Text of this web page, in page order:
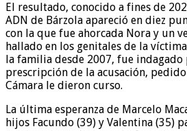
El resultado, conocido a fines de
ADN de Bárzola apareció en diez
con la que fue ahorcada Nora y un
hallado en los genitales de la
la familia desde 2007, fue
prescripción de la acusación,
Cámara le dieron curso.
La última esperanza de Marcelo
hijos Facundo (39) y Valentina (35)